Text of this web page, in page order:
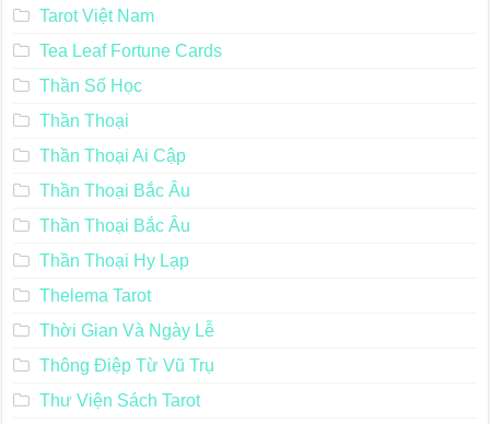
Tarot Việt Nam
Tea Leaf Fortune Cards
Thần Số Học
Thần Thoại
Thần Thoại Ai Cập
Thần Thoại Bắc Âu
Thần Thoại Bắc Âu
Thần Thoại Hy Lạp
Thelema Tarot
Thời Gian Và Ngày Lễ
Thông Điệp Từ Vũ Trụ
Thư Viện Sách Tarot